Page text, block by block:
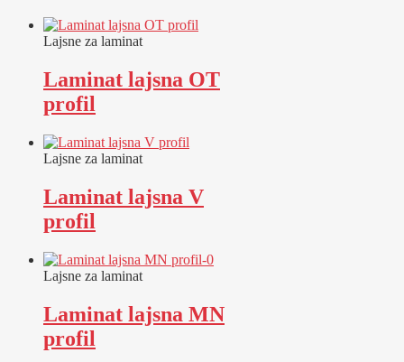
Lajsne za laminat
Laminat lajsna OT
profil
Lajsne za laminat
Laminat lajsna V
profil
Lajsne za laminat
Laminat lajsna MN
profil